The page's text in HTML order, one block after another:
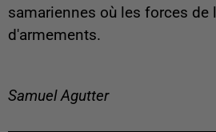
samariennes où les forces de
d'armements.
Samuel Agutter